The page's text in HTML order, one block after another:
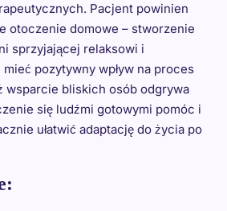
Pacjent powinien
otoczenie domowe – stworzenie
sprzyjającej relaksowi i
pozytywny wpływ na proces
wsparcie bliskich osób odgrywa
się ludźmi gotowymi pomóc i
ułatwić adaptację do życia po